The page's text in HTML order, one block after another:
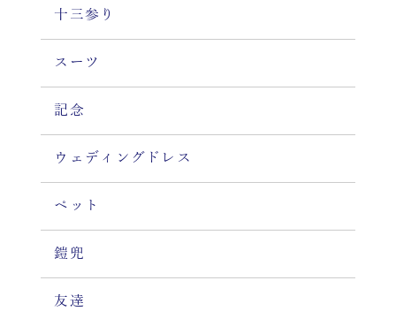
十三参り
スーツ
記念
ウェディングドレス
ペット
鎧兜
友達